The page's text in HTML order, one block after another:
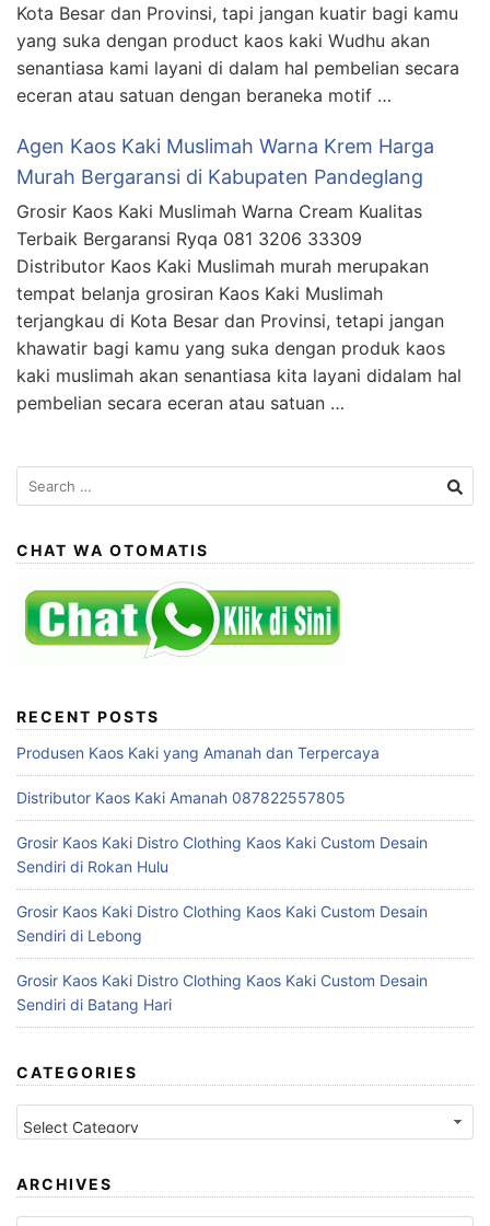
Kota Besar dan Provinsi, tapi jangan kuatir bagi kamu
yang suka dengan product kaos kaki Wudhu akan
senantiasa kami layani di dalam hal pembelian secara
eceran atau satuan dengan beraneka motif …
Agen Kaos Kaki Muslimah Warna Krem Harga
Murah Bergaransi di Kabupaten Pandeglang
Grosir Kaos Kaki Muslimah Warna Cream Kualitas
Terbaik Bergaransi Ryqa 081 3206 33309
Distributor Kaos Kaki Muslimah murah merupakan
tempat belanja grosiran Kaos Kaki Muslimah
terjangkau di Kota Besar dan Provinsi, tetapi jangan
khawatir bagi kamu yang suka dengan produk kaos
kaki muslimah akan senantiasa kita layani didalam hal
pembelian secara eceran atau satuan …
Search
for:
CHAT WA OTOMATIS
RECENT POSTS
Produsen Kaos Kaki yang Amanah dan Terpercaya
Distributor Kaos Kaki Amanah 087822557805
Grosir Kaos Kaki Distro Clothing Kaos Kaki Custom Desain
Sendiri di Rokan Hulu
Grosir Kaos Kaki Distro Clothing Kaos Kaki Custom Desain
Sendiri di Lebong
Grosir Kaos Kaki Distro Clothing Kaos Kaki Custom Desain
Sendiri di Batang Hari
CATEGORIES
Categories
ARCHIVES
Archives